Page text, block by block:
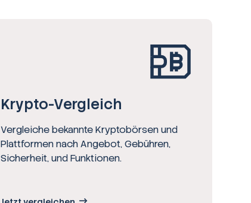
Krypto-Vergleich
Vergleiche bekannte Kryptobörsen und
Plattformen nach Angebot, Gebühren,
Sicherheit, und Funktionen.